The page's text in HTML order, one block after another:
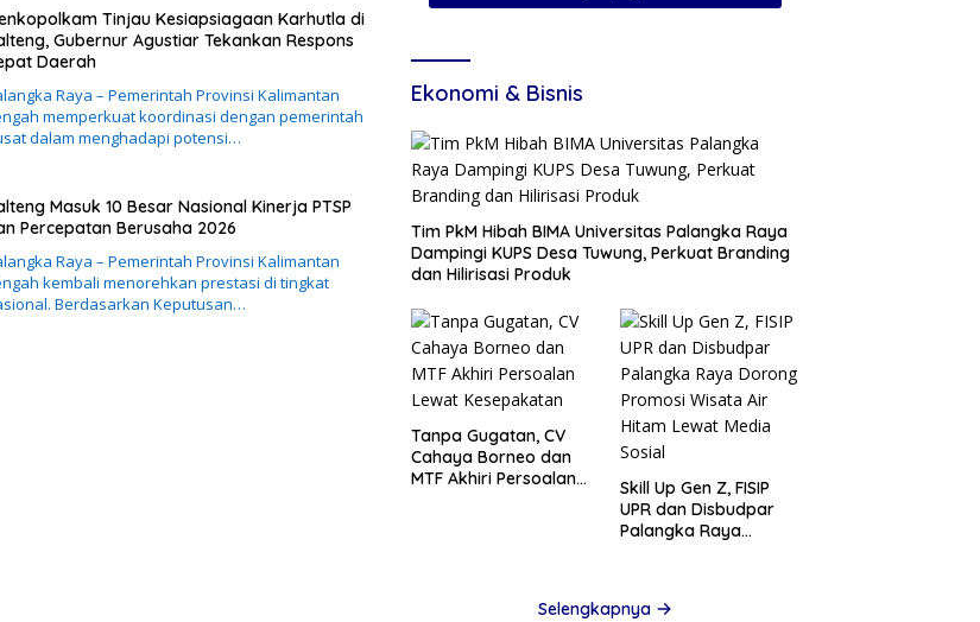
Tinjau Kesiapsiagaan Karhutla di
Gubernur Agustiar Tekankan Respons
Daerah
Raya – Pemerintah Provinsi Kalimantan
memperkuat koordinasi dengan pemerintah
dalam menghadapi potensi…
Masuk 10 Besar Nasional Kinerja PTSP
Percepatan Berusaha 2026
Raya – Pemerintah Provinsi Kalimantan
kembali menorehkan prestasi di tingkat
Berdasarkan Keputusan…
Ekonomi & Bisnis
Tim PkM Hibah BIMA Universitas Palangka Raya
Dampingi KUPS Desa Tuwung, Perkuat Branding
dan Hilirisasi Produk
Tanpa Gugatan, CV
Cahaya Borneo dan
MTF Akhiri Persoalan
Skill Up Gen Z, FISIP
UPR dan Disbudpar
Palangka Raya
Selengkapnya